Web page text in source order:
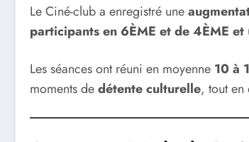
Le Ciné-club a enregistré une
participants en 6ÈME et de 4ÈME et
Les séances ont réuni en moyenne 10 à
moments dedétente culturelle, tout en